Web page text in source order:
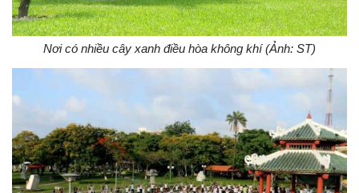
Nơi có nhiều cây xanh điều hòa không khí (Ảnh: ST)